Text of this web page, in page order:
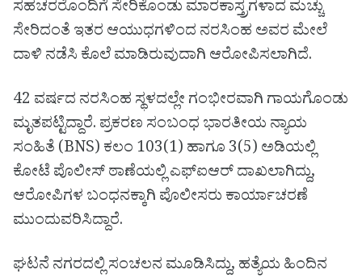
ಸಹಚರರೊಂದಿಗೆ ಸೇರಿಕೊಂಡು ಮಾರಕಾಸ್ತ್ರಗಳಾದ ಮಚ್ಚು
ಸೇರಿದಂತೆ ಇತರ ಆಯುಧಗಳಿಂದ ನರಸಿಂಹ ಅವರ ಮೇಲೆ
ದಾಳಿ ನಡೆಸಿ ಕೊಲೆ ಮಾಡಿರುವುದಾಗಿ ಆರೋಪಿಸಲಾಗಿದೆ.
42 ವರ್ಷದ ನರಸಿಂಹ ಸ್ಥಳದಲ್ಲೇ ಗಂಭೀರವಾಗಿ ಗಾಯಗೊಂಡು
ಮೃತಪಟ್ಟಿದ್ದಾರೆ. ಪ್ರಕರಣ ಸಂಬಂಧ ಭಾರತೀಯ ನ್ಯಾಯ
ಸಂಹಿತೆ (BNS) ಕಲಂ 103(1) ಹಾಗೂ 3(5) ಅಡಿಯಲ್ಲಿ
ಕೋಟೆ ಪೊಲೀಸ್ ಠಾಣೆಯಲ್ಲಿ ಎಫ್‌ಐಆರ್ ದಾಖಲಾಗಿದ್ದು,
ಆರೋಪಿಗಳ ಬಂಧನಕ್ಕಾಗಿ ಪೊಲೀಸರು ಕಾರ್ಯಾಚರಣೆ
ಮುಂದುವರಿಸಿದ್ದಾರೆ.
ಘಟನೆ ನಗರದಲ್ಲಿ ಸಂಚಲನ ಮೂಡಿಸಿದ್ದು, ಹತ್ಯೆಯ ಹಿಂದಿನ